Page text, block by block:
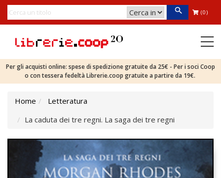
(0)
Per gli acquisti online: spese di spedizione gratuite da 25€ - Per i soci Coop
o con tessera fedeltà Librerie.coop gratuite a partire da 19€.
Home
Letteratura
La caduta dei tre regni. La saga dei tre regni